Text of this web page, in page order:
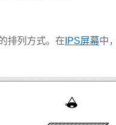
排列方式。在 IPS屏幕中